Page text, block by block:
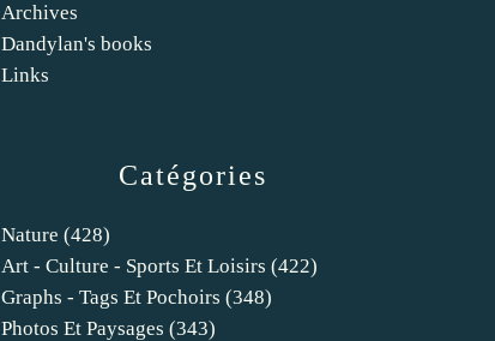
Catégories
Nature (428)
Art - Culture - Sports Et Loisirs (422)
Graphs - Tags Et Pochoirs (348)
Photos Et Paysages (343)
Archives
Dandylan's books
Links